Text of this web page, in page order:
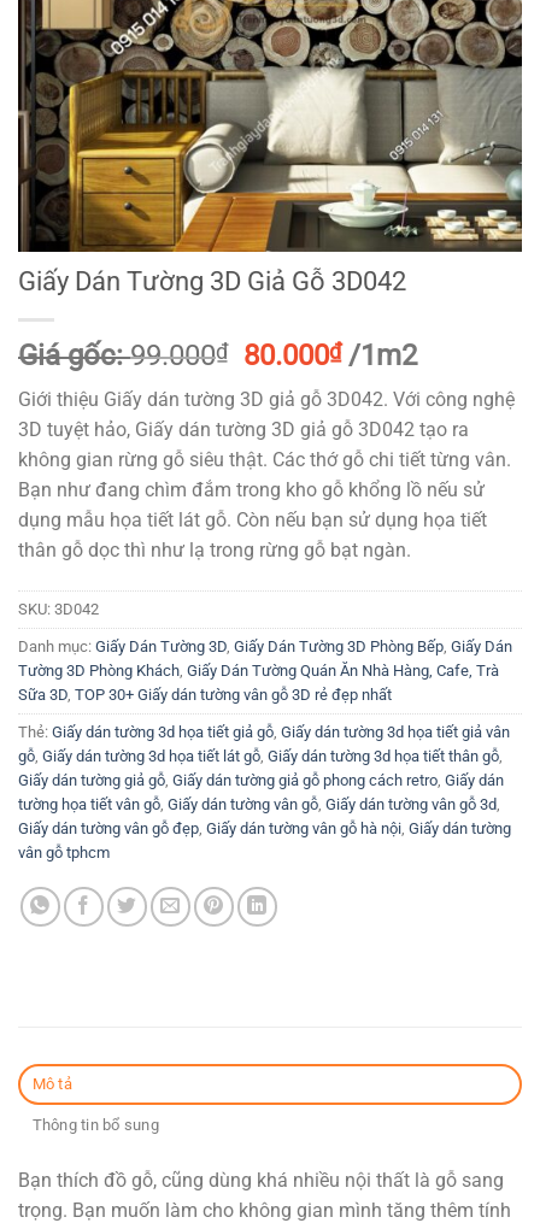
Giấy Dán Tường 3D Giả Gỗ 3D042
Giá gốc:99.000₫
Giá
gốc
là:
99.000₫.
80.000₫Giá
hiện
tại
là:
80.000₫.
/1m2
Giới thiệu Giấy dán tường 3D giả gỗ 3D042. Với công nghệ
3D tuyệt hảo, Giấy dán tường 3D giả gỗ 3D042 tạo ra
không gian rừng gỗ siêu thật. Các thớ gỗ chi tiết từng vân.
Bạn như đang chìm đắm trong kho gỗ khổng lồ nếu sử
dụng mẫu họa tiết lát gỗ. Còn nếu bạn sử dụng họa tiết
thân gỗ dọc thì như lạ trong rừng gỗ bạt ngàn.
SKU: 3D042
Danh mục: Giấy Dán Tường 3D Giấy Dán Tường 3D Phòng Bếp Giấy Dán
Tường 3D Phòng Khách Giấy Dán Tường Quán Ăn Nhà Hàng, Cafe, Trà
Sữa 3D TOP 30+ Giấy dán tường vân gỗ 3D rẻ đẹp nhất
Thẻ: Giấy dán tường 3d họa tiết giả gỗ Giấy dán tường 3d họa tiết giả vân
gỗ Giấy dán tường 3d họa tiết lát gỗ Giấy dán tường 3d họa tiết thân gỗ
Giấy dán tường giả gỗ Giấy dán tường giả gỗ phong cách retro Giấy dán
tường họa tiết vân gỗ Giấy dán tường vân gỗ Giấy dán tường vân gỗ 3d
Giấy dán tường vân gỗ đẹp Giấy dán tường vân gỗ hà nội Giấy dán tường
vân gỗ tphcm
Mô tả
Thông tin bổ sung
Bạn thích đồ gỗ, cũng dùng khá nhiều nội thất là gỗ sang
trọng. Bạn muốn làm cho không gian mình tăng thêm tính